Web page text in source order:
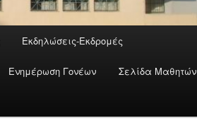
Εκδηλώσεις-Εκδρομές
Ενημέρωση Γονέων Σελίδα Μαθητών